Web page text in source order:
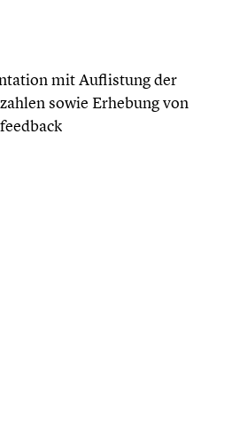
mit Auflistung der
sowie Erhebung von